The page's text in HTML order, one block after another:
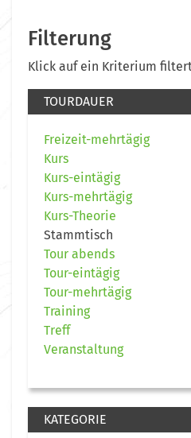
Filterung
Klick auf ein Kriterium
TOURDAUER
Freizeit-mehrtägig
Kurs
Kurs-eintägig
Kurs-mehrtägig
Kurs-Theorie
Stammtisch
Tour abends
Tour-eintägig
Tour-mehrtägig
Training
Treff
Veranstaltung
KATEGORIE